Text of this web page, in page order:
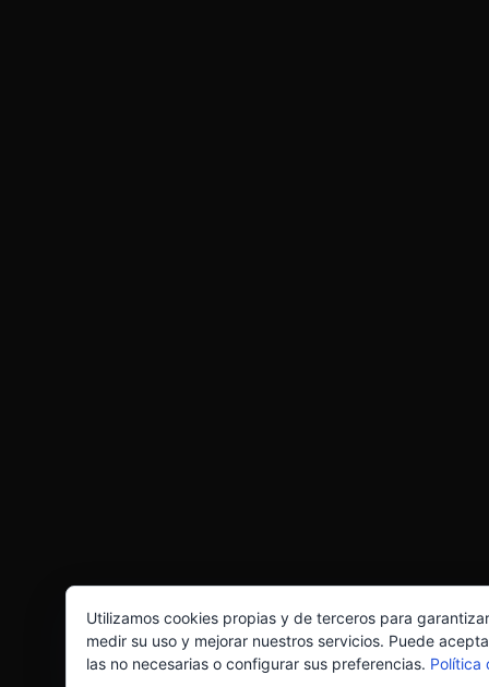
Utilizamos cookies propias y de terceros para
medir su uso y mejorar nuestros servicios. Puede
las no necesarias o configurar sus preferencias. Política